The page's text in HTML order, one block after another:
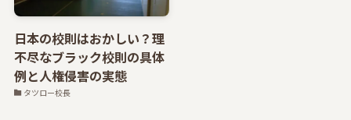
日本の校則はおかしい？理
不尽なブラック校則の具体
例と人権侵害の実態
タツロー校長